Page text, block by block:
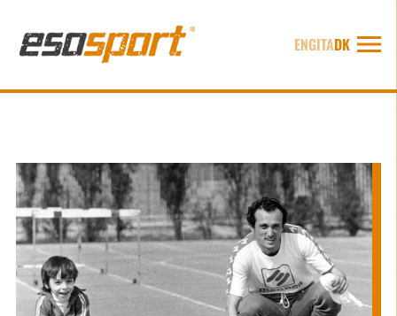
ENGITADK